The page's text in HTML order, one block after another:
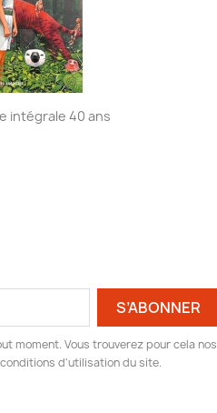
rapide
intégrale 40 ans
moment. Vous trouverez pour cela nos
d'utilisation du site.